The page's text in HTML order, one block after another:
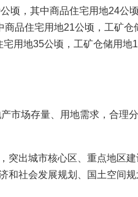
顷，其中商品住宅用地24公
品住宅用地21公顷，工矿仓
用地35公顷，工矿仓储用地
市场存量、用地需求，合理
出城市核心区、重点地区建
和社会发展规划、国土空间